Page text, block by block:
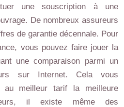
une souscription à une
De nombreux assureurs
de garantie décennale. Pour
vous pouvez faire jouer la
une comparaison parmi un
sur Internet. Cela vous
au meilleur tarif la meilleure
il existe même des